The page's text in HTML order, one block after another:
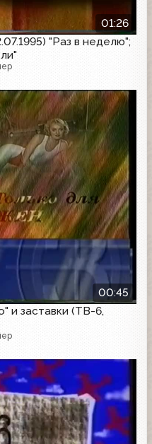
01:26
"Раз в неделю";
00:45
и заставки (ТВ-6,